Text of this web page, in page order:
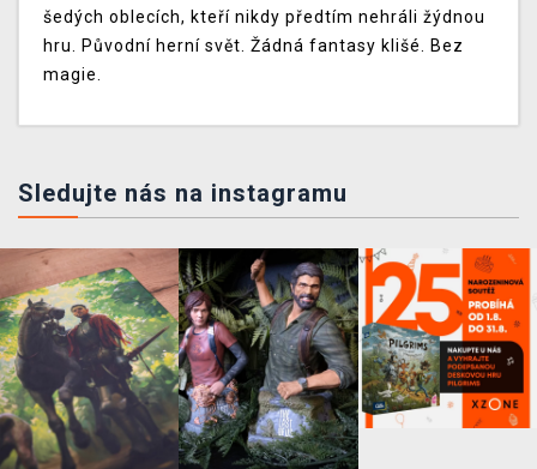
šedých oblecích, kteří nikdy předtím nehráli žýdnou
hru. Původní herní svět. Žádná fantasy klišé. Bez
magie.
Sledujte nás na instagramu